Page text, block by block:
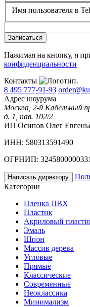
Имя пользователя в
Записаться
Нажимая на кнопку, я
конфиденциальности
Контакты
8 495 777-91-93
Адрес шоурума
Москва, 2-й Кабельный
д. 1, пав. 102/2
ИП Осипов Олег
ИНН: 580313591490
ОГРНИП:
Написать директору
Категории
Пленка ПВХ
Пластик
Акриловый
Эмаль
Шпон
Массив дерева
Угловые
Прямые
Классические
Современные
Неоклассика
Минимализм